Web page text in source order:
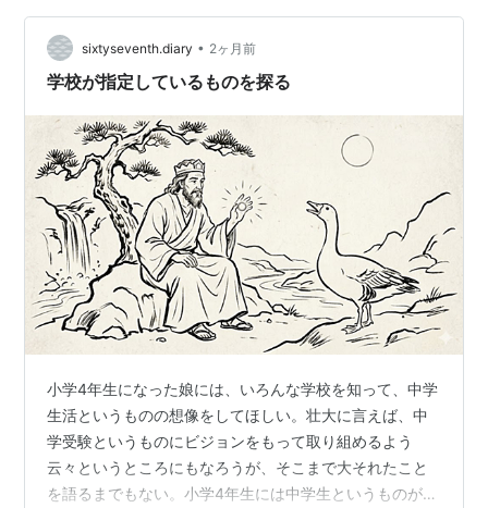
sixtyseventh.diary • 2ヶ月前
学校が指定しているものを探る
小学4年生になった娘には、いろんな学校を知って、中学
生活というものの想像をしてほしい。壮大に言えば、中
学受験というものにビジョンをもって取り組めるよう
云々というところにもなろうが、そこまで大それたこと
を語るまでもない。小学4年生には中学生というものが分